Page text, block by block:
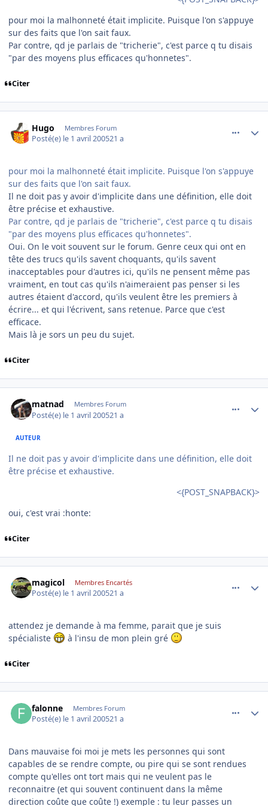
pour moi la malhonneté était implicite. Puisque l'on s'appuye
sur des faits que l'on sait faux.
Par contre, qd je parlais de "tricherie", c'est parce q tu disais
"par des moyens plus efficaces qu'honnetes".
Citer
Hugo Membres Forum
Posté(e) le 1 avril 200521 a
pour moi la malhonneté était implicite. Puisque l'on s'appuye
sur des faits que l'on sait faux.
Il ne doit pas y avoir d'implicite dans une définition, elle doit
être précise et exhaustive.
Par contre, qd je parlais de "tricherie", c'est parce q tu disais
"par des moyens plus efficaces qu'honnetes".
Oui. On le voit souvent sur le forum. Genre ceux qui ont en
tête des trucs qu'ils savent choquants, qu'ils savent
inacceptables pour d'autres ici, qu'ils ne pensent même pas
vraiment, en tout cas qu'ils n'aimeraient pas penser si les
autres étaient d'accord, qu'ils veulent être les premiers à
écrire... et qui l'écrivent, sans retenue. Parce que c'est
efficace.
Mais là je sors un peu du sujet.
Citer
matnad Membres Forum
Posté(e) le 1 avril 200521 a
AUTEUR
Il ne doit pas y avoir d'implicite dans une définition, elle doit
être précise et exhaustive.
<{POST_SNAPBACK}>
oui, c'est vrai :honte:
Citer
magicol Membres Encartés
Posté(e) le 1 avril 200521 a
attendez je demande à ma femme, parait que je suis
spécialiste
à l'insu de mon plein gré
Citer
falonne Membres Forum
Posté(e) le 1 avril 200521 a
Dans mauvaise foi moi je mets les personnes qui sont
capables de se rendre compte, ou pire qui se sont rendues
compte qu'elles ont tort mais qui ne veulent pas le
reconnaitre (et qui souvent continuent dans la même
direction coûte que coûte !) exemple : tu leur passes un